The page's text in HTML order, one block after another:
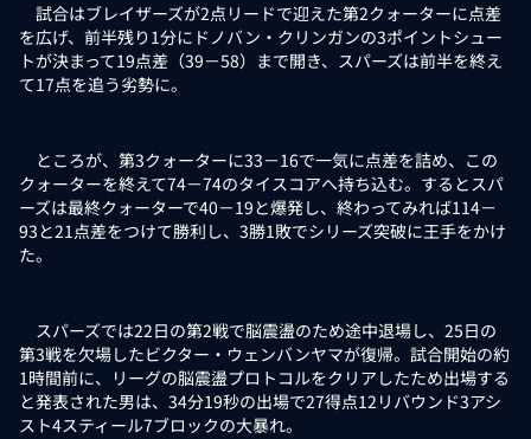
試合はブレイザーズが2点リードで迎えた第2クォーターに点差
を広げ、前半残り1分にドノバン・クリンガンの3ポイントシュー
トが決まって19点差（39－58）まで開き、スパーズは前半を終え
て17点を追う劣勢に。
ところが、第3クォーターに33－16で一気に点差を詰め、この
クォーターを終えて74－74のタイスコアへ持ち込む。するとスパ
ーズは最終クォーターで40－19と爆発し、終わってみれば114－
93と21点差をつけて勝利し、3勝1敗でシリーズ突破に王手をかけ
た。
スパーズでは22日の第2戦で脳震盪のため途中退場し、25日の
第3戦を欠場したビクター・ウェンバンヤマが復帰。試合開始の約
1時間前に、リーグの脳震盪プロトコルをクリアしたため出場する
と発表された男は、34分19秒の出場で27得点12リバウンド3アシ
スト4スティール7ブロックの大暴れ。